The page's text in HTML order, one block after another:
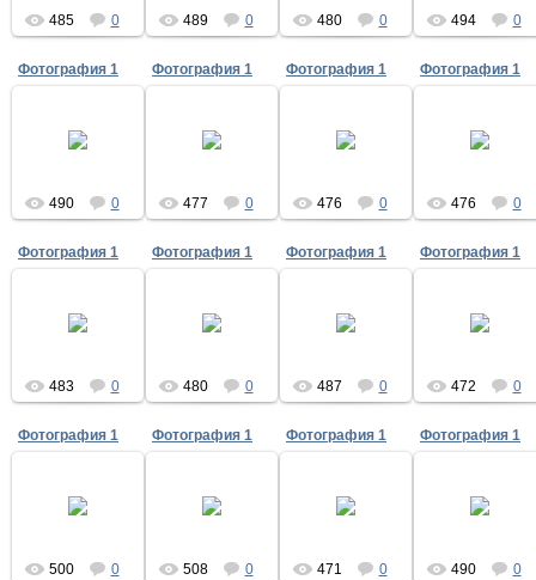
485 0 489 0 480 0 494 0
Фотография 1
15.05.2020
490 0
Фотография 1
15.05.2020
477 0
Фотография 1
15.05.2020
476 0
Фотография 1
15.05.2020
476 0
Фотография 1
14.05.2020
483 0
Фотография 1
14.05.2020
480 0
Фотография 1
14.05.2020
487 0
Фотография 1
14.05.2020
472 0
Фотография 1
14.05.2020
500 0
Фотография 1
14.05.2020
508 0
Фотография 1
12.05.2020
471 0
Фотография 1
12.05.2020
490 0